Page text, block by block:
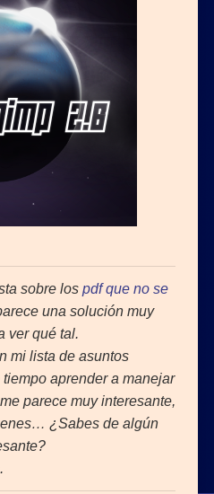
sobre los pdf que no se
una solución muy
ver qué tal.
mi lista de asuntos
aprender a manejar
parece muy interesante,
¿Sabes de algún